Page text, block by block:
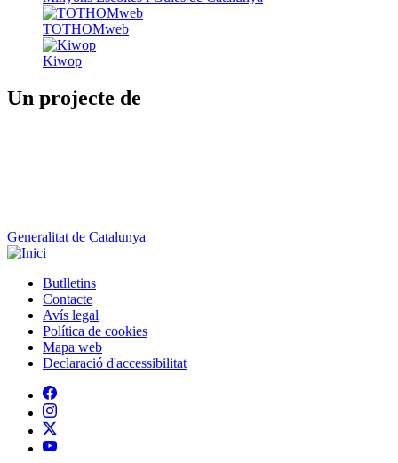
Un projecte de
Avís legal
Política de cookies
Mapa web
Declaració d'accessibilitat